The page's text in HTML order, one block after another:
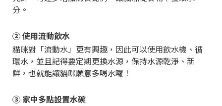
分。
② 使用流動飲水
貓咪對「流動水」更有興趣，因此可以使用飲水機、循
環水，並且記得要定期更換水源，保持水源乾淨、新
鮮，也就能讓貓咪願意多喝水囉！
③ 家中多點設置水碗